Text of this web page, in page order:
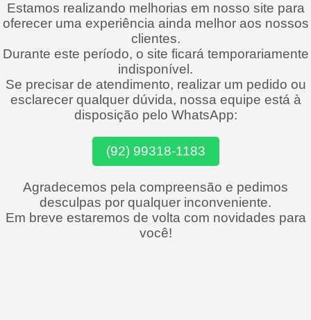
Estamos realizando melhorias em nosso site para
oferecer uma experiência ainda melhor aos nossos
clientes.
Durante este período, o site ficará temporariamente
indisponível.
Se precisar de atendimento, realizar um pedido ou
esclarecer qualquer dúvida, nossa equipe está à
disposição pelo WhatsApp:
(92) 99318-1183
Agradecemos pela compreensão e pedimos
desculpas por qualquer inconveniente.
Em breve estaremos de volta com novidades para
você!